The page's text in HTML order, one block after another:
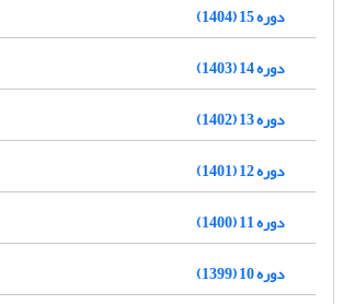
دوره 15 (1404)
دوره 14 (1403)
دوره 13 (1402)
دوره 12 (1401)
دوره 11 (1400)
دوره 10 (1399)